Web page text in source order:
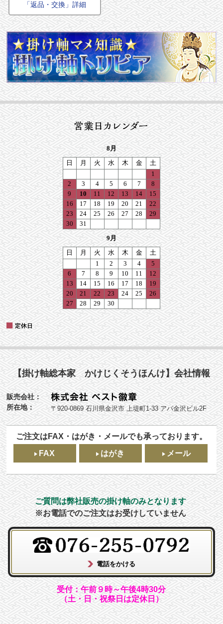
「返品・交換」詳細
【掛け軸総本家 かけじくそうほんけ】会社情報
販売会社：
所在地：
〒920-0869 石川県金沢市 上堤町1-33 アパ金沢ビル2F
ご注文はFAX・はがき・メールでも承っております。
FAX
はがき メール
ご質問は弊社販売の掛け軸のみとなります
※お電話でのご注文はお受けしていません
受付：午前９時～午後4時30分
（土・日・祝祭日は定休日）